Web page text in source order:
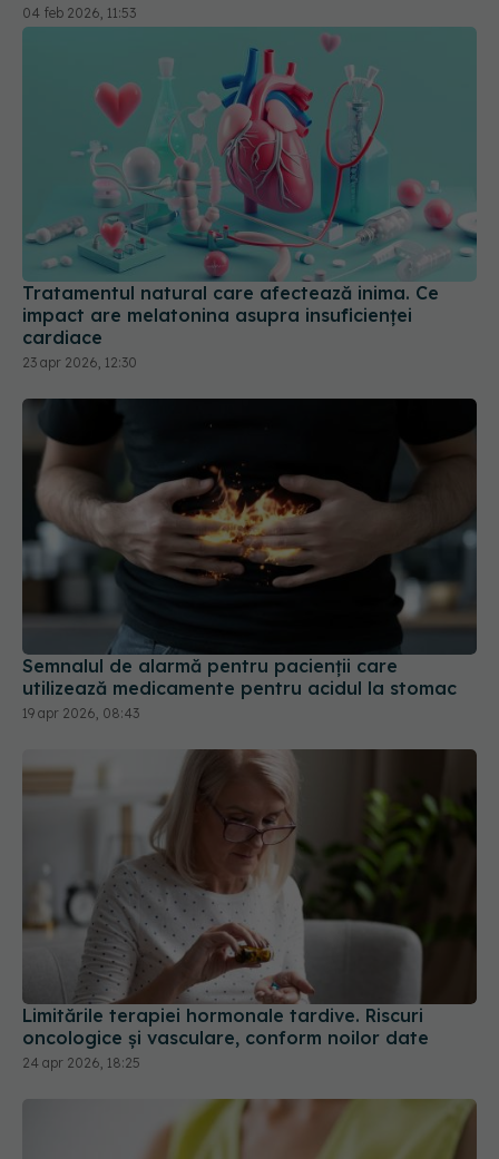
04 feb 2026, 11:53
Tratamentul natural care afectează inima. Ce
impact are melatonina asupra insuficienței
cardiace
23 apr 2026, 12:30
Semnalul de alarmă pentru pacienții care
utilizează medicamente pentru acidul la stomac
19 apr 2026, 08:43
Limitările terapiei hormonale tardive. Riscuri
oncologice și vasculare, conform noilor date
24 apr 2026, 18:25